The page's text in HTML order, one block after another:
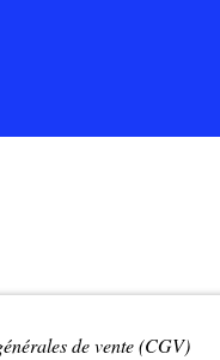
de vente (CGV)